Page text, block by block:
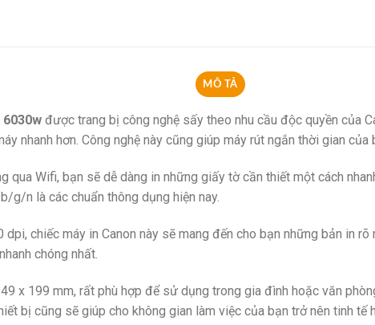
MÔ TẢ
6030w được trang bị công nghệ sấy theo nhu cầu độc quyền của
nhanh hơn. Công nghệ này cũng giúp máy rút ngắn thời gian của
qua Wifi, bạn sẽ dễ dàng in những giấy tờ cần thiết một cách
g/n là các chuẩn thông dụng hiện nay.
chiếc máy in Canon này sẽ mang đến cho bạn những bản in
chóng nhất.
x 199 mm, rất phù hợp để sử dụng trong gia đình hoặc văn
bị cũng sẽ giúp cho không gian làm việc của bạn trở nên tinh tế